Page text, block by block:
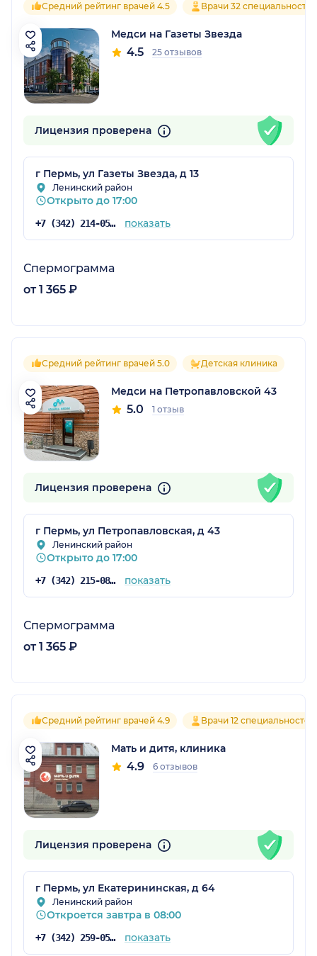
Средний рейтинг врачей 4.5 Врачи 32 специальностей
Медси на Газеты Звезда
4.5 25 отзывов
Лицензия проверена
г Пермь, ул Газеты Звезда, д 13
Ленинский район
Открыто до 17:00
+7 (342) 214-05-53 показать
Спермограмма
от 1 365 ₽
Средний рейтинг врачей 5.0 Детская клиника
Медси на Петропавловской 43
5.0 1 отзыв
Лицензия проверена
г Пермь, ул Петропавловская, д 43
Ленинский район
Открыто до 17:00
+7 (342) 215-08-26 показать
Спермограмма
от 1 365 ₽
Средний рейтинг врачей 4.9 Врачи 12 специальностей
Мать и дитя, клиника
4.9 6 отзывов
Лицензия проверена
г Пермь, ул Екатерининская, д 64
Ленинский район
Откроется завтра в 08:00
+7 (342) 259-05-97 показать